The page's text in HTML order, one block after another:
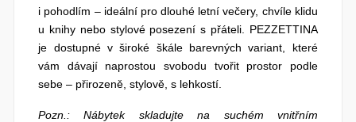
i pohodlím – ideální pro dlouhé letní večery, chvíle klidu
u knihy nebo stylové posezení s přáteli. PEZZETTINA
je dostupné v široké škále barevných variant, které
vám dávají naprostou svobodu tvořit prostor podle
sebe – přirozeně, stylově, s lehkostí.
Pozn.: Nábytek skladujte na suchém vnitřním